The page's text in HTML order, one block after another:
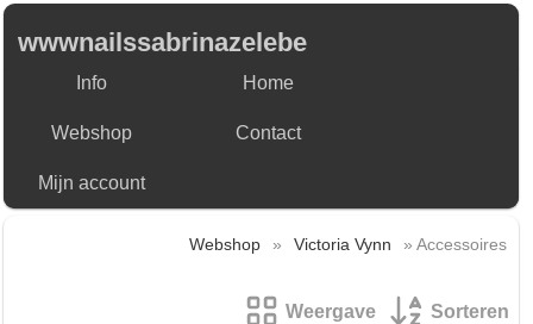
wwwnailssabrinazelebe
Info Home
Webshop Contact
Mijn account
Webshop » Victoria Vynn » Accessoires
Weergave Sorteren